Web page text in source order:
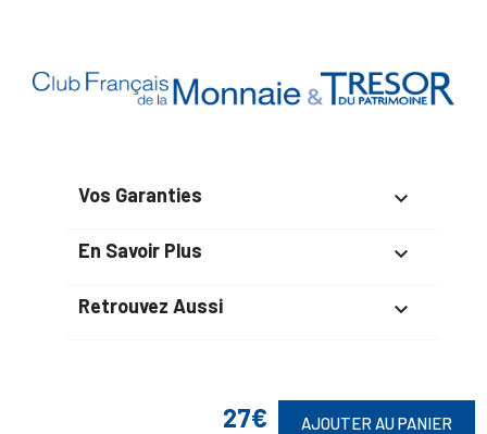
27€ AJOUTER AU PANIER
Vos Garanties 
En Savoir Plus 
Retrouvez Aussi 
Suivez-Nous